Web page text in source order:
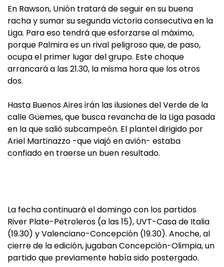
En Rawson, Unión tratará de seguir en su buena
racha y sumar su segunda victoria consecutiva en la
Liga. Para eso tendrá que esforzarse al máximo,
porque Palmira es un rival peligroso que, de paso,
ocupa el primer lugar del grupo. Este choque
arrancará a las 21.30, la misma hora que los otros
dos.
Hasta Buenos Aires irán las ilusiones del Verde de la
calle Güemes, que busca revancha de la Liga pasada
en la que salió subcampeón. El plantel dirigido por
Ariel Martinazzo -que viajó en avión- estaba
confiado en traerse un buen resultado.
La fecha continuará el domingo con los partidos
River Plate-Petroleros (a las 15), UVT-Casa de Italia
(19.30) y Valenciano-Concepción (19.30). Anoche, al
cierre de la edición, jugaban Concepción-Olimpia, un
partido que previamente había sido postergado.